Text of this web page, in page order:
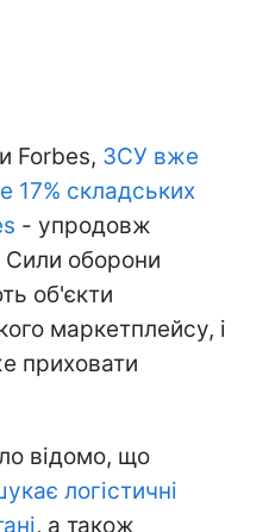
Forbes, ЗСУ вже
складських
- упродовж
Сили оборони
об'єкти
маркетплейсу, і
приховати
відомо, що
логістичні
, а також